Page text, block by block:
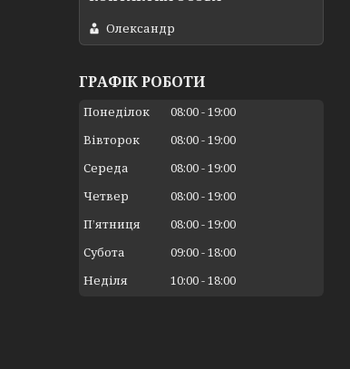
Олександр
ГРАФІК РОБОТИ
Понеділок 08:00 19:00
Вівторок
08:00 19:00
Середа
08:00 19:00
Четвер
08:00 19:00
Пʼятниця
08:00 19:00
Субота
09:00 18:00
Неділя
10:00 18:00